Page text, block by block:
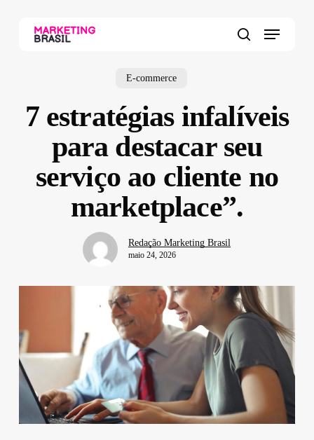
Menu
E-commerce
7 estratégias infalíveis
para destacar seu
serviço ao cliente no
marketplace”.
Redação Marketing Brasil
maio 24, 2026